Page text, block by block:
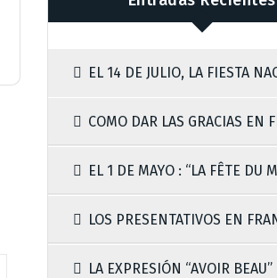
EL 14 DE JULIO, LA FIESTA
COMO DAR LAS GRACIAS EN
EL 1 DE MAYO : “LA FÊTE DU
LOS PRESENTATIVOS EN
LA EXPRESIÓN “AVOIR BEAU”